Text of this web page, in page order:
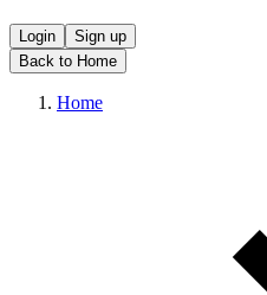
Login
Sign up
Back to Home
Home